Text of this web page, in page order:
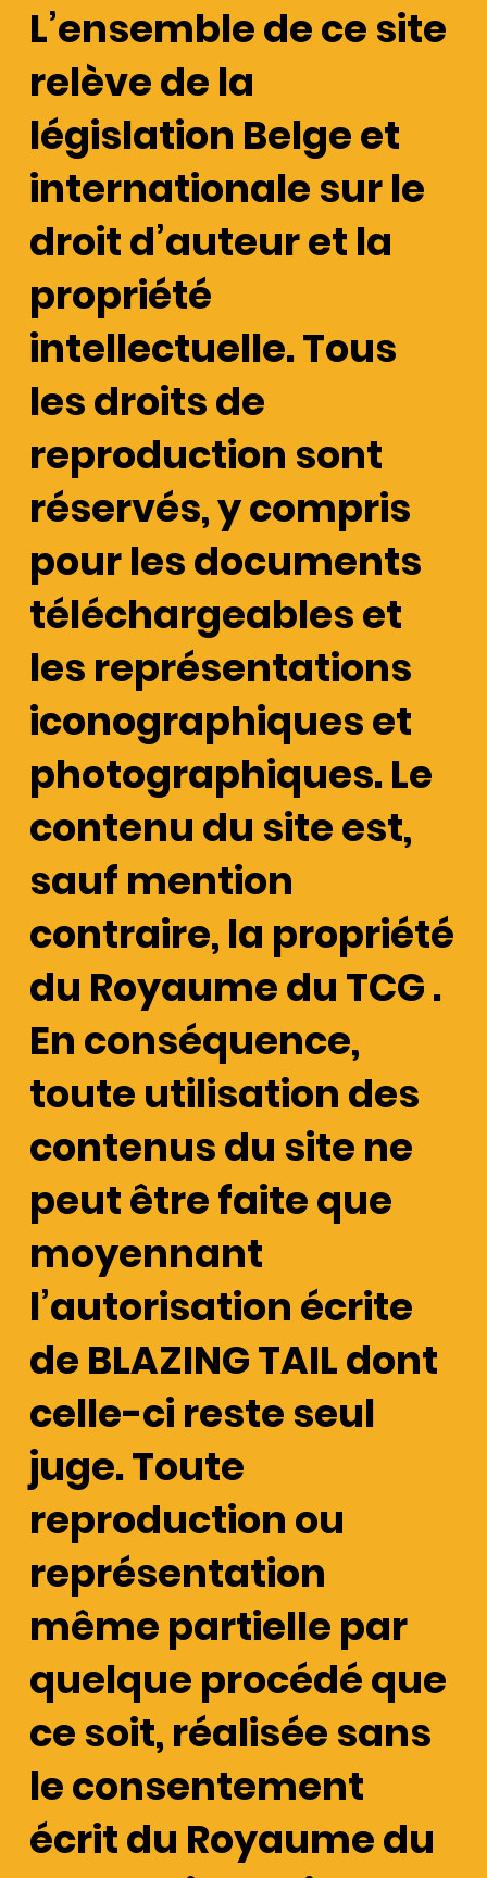
L’ensemble de ce site
relève de la
législation Belge et
internationale sur le
droit d’auteur et la
propriété
intellectuelle. Tous
les droits de
reproduction sont
réservés, y compris
pour les documents
téléchargeables et
les représentations
iconographiques et
photographiques. Le
contenu du site est,
sauf mention
contraire, la propriété
du Royaume du TCG .
En conséquence,
toute utilisation des
contenus du site ne
peut être faite que
moyennant
l’autorisation écrite
de BLAZING TAIL dont
celle-ci reste seul
juge. Toute
reproduction ou
représentation
même partielle par
quelque procédé que
ce soit, réalisée sans
le consentement
écrit du Royaume du